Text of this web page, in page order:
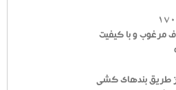
مرغوب و با کیفیت
طریق بندهای کشی